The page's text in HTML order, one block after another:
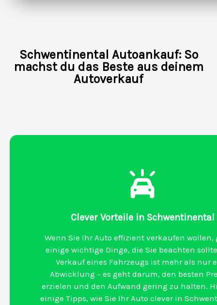
Schwentinental Autoankauf: So
machst du das Beste aus deinem
Autoverkauf
Clever Vorteile in Schwentinental
Wenn Sie Ihr Auto effizient verkaufen wollen,
einige wichtige Dinge, die Sie beachten
Verkauf eines Fahrzeugs ist mehr als nur
Abwicklung – es geht darum, den besten
erzielen und den Aufwand gering zu halten.
einige Tipps, wie Sie Ihr Auto clever in